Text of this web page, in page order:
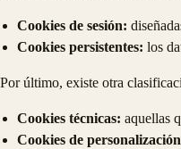
Cookies de sesión:
Cookies persistentes: los
Por último, existe otra
Cookies técnicas: aquellas
Cookies de